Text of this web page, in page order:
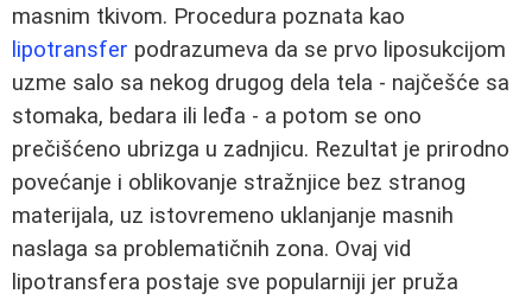
masnim tkivom. Procedura poznata kao
lipotransfer podrazumeva da se prvo liposukcijom
uzme salo sa nekog drugog dela tela - najčešće sa
stomaka, bedara ili leđa - a potom se ono
prečišćeno ubrizga u zadnjicu. Rezultat je prirodno
povećanje i oblikovanje stražnjice bez stranog
materijala, uz istovremeno uklanjanje masnih
naslaga sa problematičnih zona. Ovaj vid
lipotransfera postaje sve popularniji jer pruža